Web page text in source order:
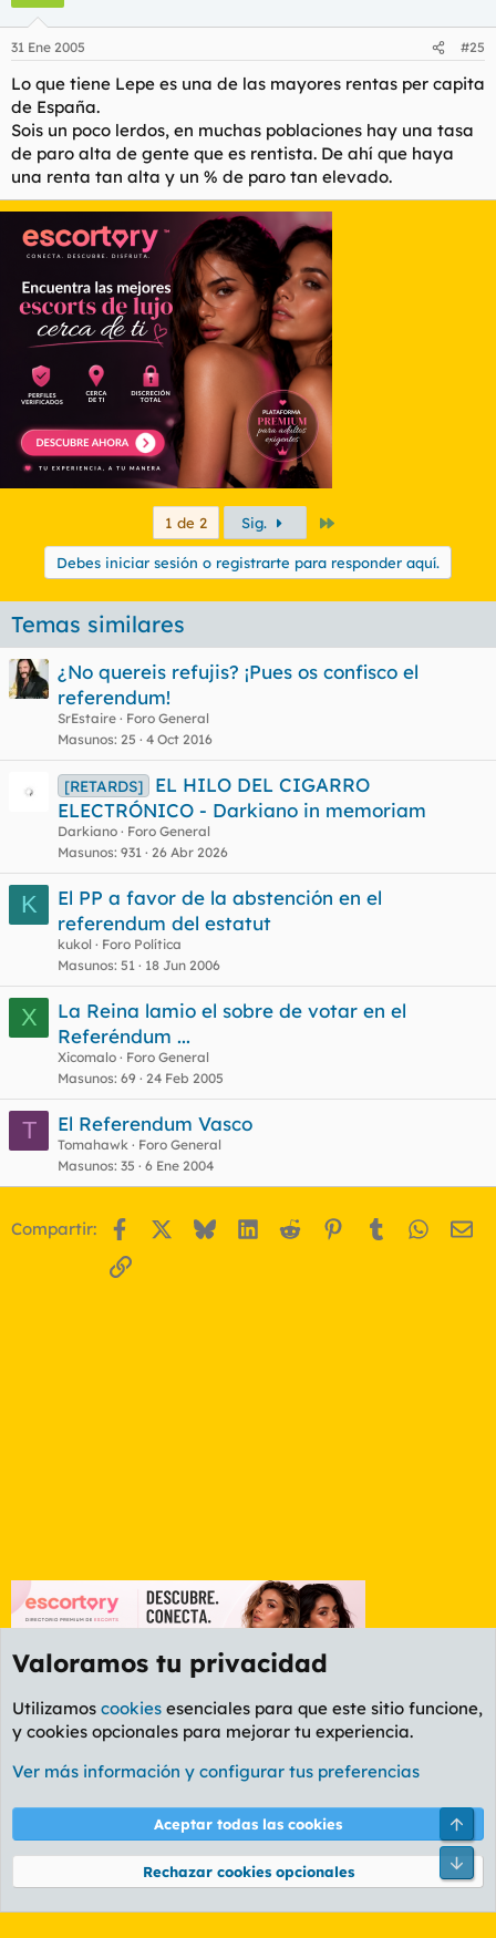
31 Ene 2005 #25
Lo que tiene Lepe es una de las mayores rentas per capita
de España.
Sois un poco lerdos, en muchas poblaciones hay una tasa
de paro alta de gente que es rentista. De ahí que haya
una renta tan alta y un % de paro tan elevado.
1 de 2 Sig.
Debes iniciar sesión o registrarte para responder aquí.
Temas similares
¿No quereis refujis? ¡Pues os confisco el
referendum!
SrEstaire
Foro General
Masunos 25 4 Oct 2016
[RETARDS]
EL HILO DEL CIGARRO
ELECTRÓNICO - Darkiano in memoriam
Darkiano
Foro General
Masunos 931 26 Abr 2026
K
El PP a favor de la abstención en el
referendum del estatut
kukol
Foro Política
Masunos 51 18 Jun 2006
X
La Reina lamio el sobre de votar en el
Referéndum ...
Xicomalo
Foro General
Masunos 69 24 Feb 2005
T El Referendum Vasco
Tomahawk
Foro General
Masunos 35 6 Ene 2004
Compartir: Facebook BlueskyLinkedIn
Reddit Pinterest
Tumblr
Enlace
Foro General
Cookies
PL OLDSTYLE AMARILLO
Términos y reglas Política de privacidad Ayuda
Community platform by XenForo® © 2010-2026 XenForo Ltd.
Valoramos tu privacidad
Utilizamos cookies esenciales para que este sitio funcione,
y cookies opcionales para mejorar tu experiencia.
Ver más información y configurar tus preferencias
Aceptar todas las cookies
Rechazar cookies opcionales
Pie